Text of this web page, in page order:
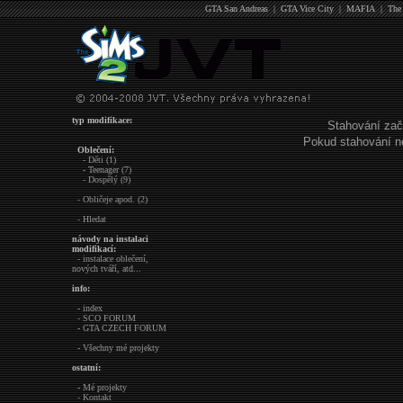
GTA San Andreas|GTA Vice City|MAFIA|
typ modifikace:
Oblečení:
- Děti (1)
- Teenager (7)
- Dospělý (9)
- Obličeje apod. (2)
- Hledat
návody na instalaci
modifikací:
- instalace oblečení,
nových tváří, atd...
info:
- index
- SCO FORUM
- GTA CZECH FORUM
- Všechny mé projekty
ostatní:
- Mé projekty
- Kontakt
Stahování
Pokud stahování